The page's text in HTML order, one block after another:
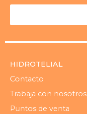
HIDROTELIAL
Contacto
Trabaja con nosotros
Puntos de venta